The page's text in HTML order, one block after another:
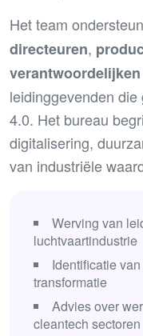
Het team
directeuren,
leidinggevenden
4.0. Het bureau
digitalisering,
van industriële
Werving van
luchtvaartindustrie
Identificatie
transformatie
Advies over
cleantech sectoren